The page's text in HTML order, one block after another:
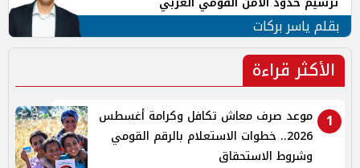
بقلم ياسر بركات
الأكثر قراءة
1
موعد صرف معاش تكافل وكرامة أغسطس
2026.. خطوات الاستعلام بالرقم القومي
وشروط الاستحقاق